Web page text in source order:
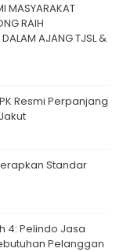
MASYARAKAT
RAIH
AJANG TJSL &
Resmi Perpanjang
Standar
4: Pelindo Jasa
Pelanggan